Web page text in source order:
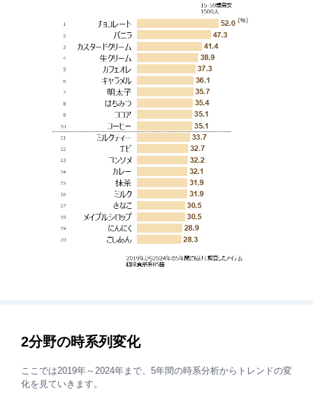
2分野の時系列変化
ここでは2019年～2024年まで、5年間の時系分析からトレンドの変
化を見ていきます。